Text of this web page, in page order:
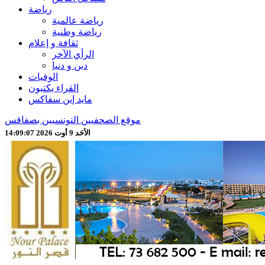
رياضة
رياضة عالمية
رياضة وطنية
ثقافة و إعلام
الرأي الآخر
دين و دنيا
الوفيات
القراء يكتبون
مايد إين سفاكس
موقع الصحفيين التونسيين بصفاقس
الأحَد 9 أوت 2026 14:09:09